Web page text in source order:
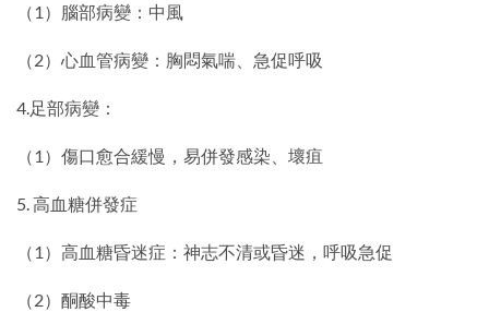
（1）腦部病變：中風
（2）心血管病變：胸悶氣喘、急促呼吸
4.足部病變：
（1）傷口愈合緩慢，易併發感染、壞疽
5. 高血糖併發症
（1）高血糖昏迷症：神志不清或昏迷，呼吸急促
（2）酮酸中毒